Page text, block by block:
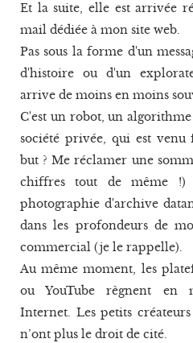
Et la suite, elle est arrivée
mail dédiée à mon site web.
Pas sous la forme d'un
d'histoire ou d'un
arrive de moins en moins
C'est un robot, un
société privée, qui est
but ? Me réclamer une
chiffres tout de même !)
photographie d'archive
dans les profondeurs de
commercial (je le rappelle).
Au même moment, les
ou YouTube règnent en
Internet. Les petits
n’ont plus le droit de cité.